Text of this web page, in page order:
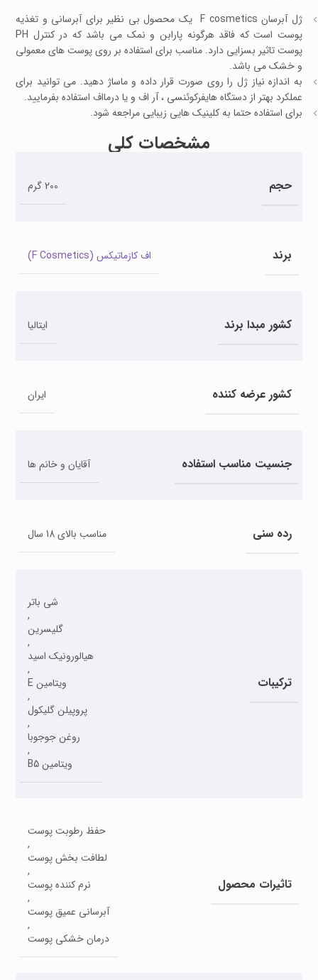
ژل آبرسان F cosmetics یک محصول بی نظیر برای آبرسانی و تغذیه
پوست است که فاقد هرگونه پارابن و نمک می باشد که در کنترل PH
پوست تاثیر بسزایی دارد. مناسب برای استفاده بر روی پوست های معمولی
و خشک می باشد.
به اندازه نیاز ژل را روی صورت قرار داده و ماساژ دهید. می توانید برای
عملکرد بهتر از دستگاه هایفرکوئنسی ، آر اف و یا درمااف استفاده بفرمایید.
برای استفاده حتما به کلینیک هایی زیبایی مراجعه شود.
مشخصات کلی
حجم 200 گرم
برند اف کازماتیکس (F Cosmetics)
کشور مبدا برند ایتالیا
کشور عرضه کننده ایران
جنسیت مناسب استفاده آقایان و خانم ها
رده سنی مناسب بالای 18 سال
ترکیبات
شی باتر
,
گلیسرین
,
هیالورونیک اسید
,
ویتامین E
,
پروپیلن گلیکول
,
روغن جوجوبا
,
ویتامین B5
تاثیرات محصول
حفظ رطوبت پوست
,
لطافت بخش پوست
,
نرم کننده پوست
,
آبرسانی عمیق پوست
,
درمان خشکی پوست